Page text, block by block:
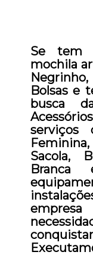
Se tem
mochila
Bolsas e
busca
serviços
Sacola,